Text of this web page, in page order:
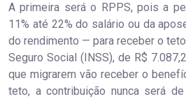
A primeira será o RPPS, pois a
11% até 22% do salário ou da
do rendimento — para receber o
Seguro Social (INSS), de R$
que migrarem vão receber o
teto, a contribuição nunca será